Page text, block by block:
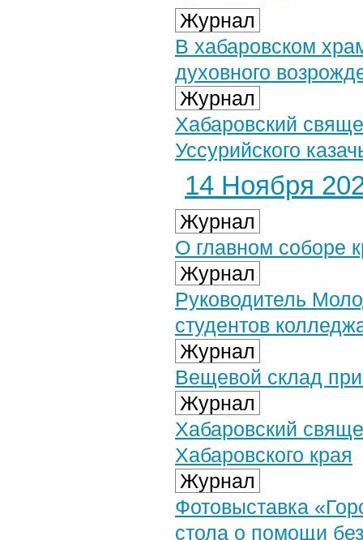
Журнал
В хабаровском
духовного
Журнал
Хабаровский
Уссурийского
14 Ноября
Журнал
О главном соборе
Журнал
Руководитель
студентов
Журнал
Вещевой cклад
Журнал
Хабаровский
Хабаровского края
Журнал
Фотовыставка
стола о помощи